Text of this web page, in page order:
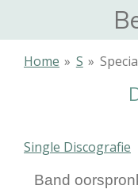
naarHome » S »
Single Discografie
Band